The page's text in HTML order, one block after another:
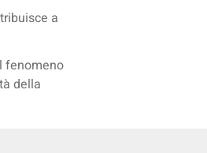
a
fenomeno
della